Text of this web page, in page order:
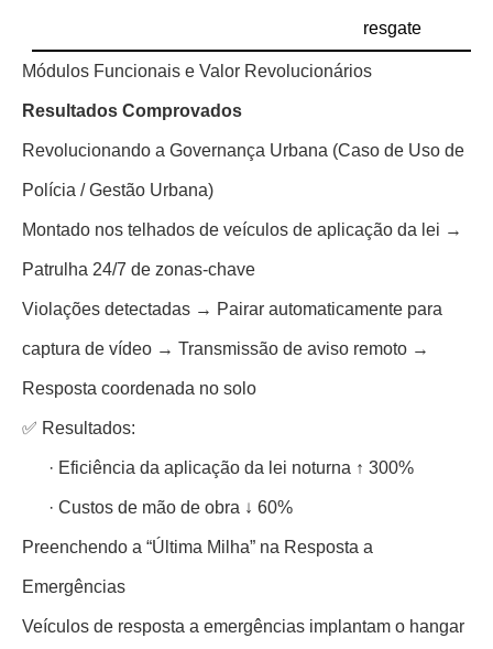
resgate
Módulos Funcionais e Valor Revolucionários
Resultados Comprovados
Revolucionando a Governança Urbana (Caso de Uso de
Polícia / Gestão Urbana)
Montado nos telhados de veículos de aplicação da lei →
Patrulha 24/7 de zonas-chave
Violações detectadas → Pairar automaticamente para
captura de vídeo → Transmissão de aviso remoto →
Resposta coordenada no solo
✅ Resultados:
· Eficiência da aplicação da lei noturna ↑ 300%
· Custos de mão de obra ↓ 60%
Preenchendo a “Última Milha” na Resposta a
Emergências
Veículos de resposta a emergências implantam o hangar